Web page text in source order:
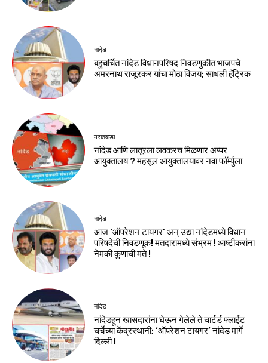
नांदेड
बहुचर्चित नांदेड विधानपरिषद निवडणुकीत भाजपचे
अमरनाथ राजूरकर यांचा मोठा विजय; साधली हॅट्रिक
मराठवाडा
नांदेड आणि लातूरला लवकरच मिळणार अप्पर
आयुक्तालय ? महसूल आयुक्तालयावर नवा फॉर्म्युला
नांदेड
आज ‘ऑपरेशन टायगर’ अन् उद्या नांदेडमध्ये विधान
परिषदेची निवडणूक! मतदारांमध्ये संभ्रम ! आष्टीकरांना
नेमकी कुणाची मते !
नांदेड
नांदेडहून खासदारांना घेऊन गेलेले ते चार्टर्ड फ्लाईट
चर्चेच्या केंद्रस्थानी; ‘ऑपरेशन टायगर’ नांदेड मार्गे
दिल्ली !